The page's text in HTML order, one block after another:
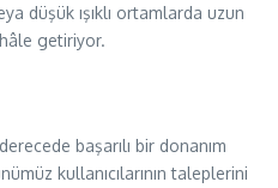
düşük ışıklı ortamlarda uzun
getiriyor.
başarılı bir donanım
kullanıcılarının taleplerini